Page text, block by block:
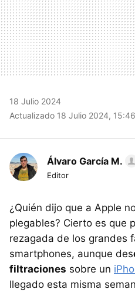
18 Julio 2024
Actualizado 18 Julio 2024, 15:46
Álvaro García M.
Editor
¿Quién dijo que a Apple
plegables? Cierto es que
rezagada de los grandes
smartphones, aunque des
filtraciones sobre un
llegado esta misma